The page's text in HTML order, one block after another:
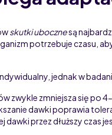
skutki ubocznesą
potrzebuje czasu,
jednak w
zwykle zmniejsza się po
dawki poprawia
dawki przez dłuższy czas